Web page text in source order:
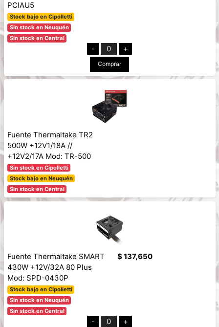
PCIAU5
Stock bajo en Cipolletti
Sin stock en Neuquén
Sin stock en Central
- 0 +
Comprar
Fuente Thermaltake TR2
500W +12V1/18A //
+12V2/17A Mod: TR-500
Sin stock en Cipolletti
Stock bajo en Neuquén
Sin stock en Central
Fuente Thermaltake SMART
430W +12V/32A 80 Plus
Mod: SPD-0430P
Stock bajo en Cipolletti
Sin stock en Neuquén
Sin stock en Central
$ 137,650
- 0 +